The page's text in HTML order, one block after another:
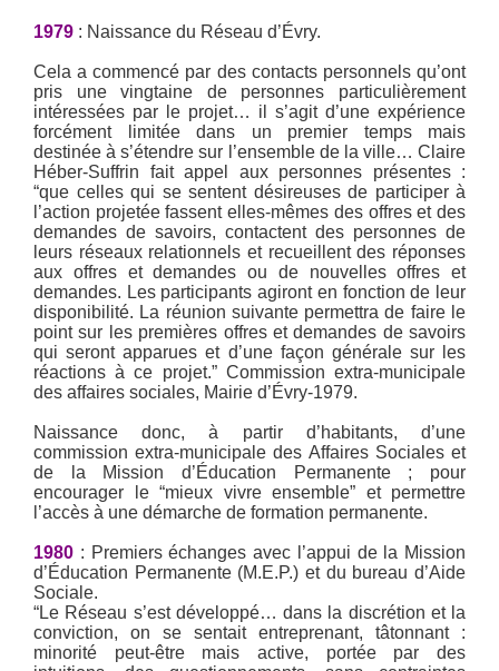
1979 : Naissance du Réseau d’Évry.
Cela a commencé par des contacts personnels qu’ont
pris une vingtaine de personnes particulièrement
intéressées par le projet… il s’agit d’une expérience
forcément limitée dans un premier temps mais
destinée à s’étendre sur l’ensemble de la ville… Claire
Héber-Suffrin fait appel aux personnes présentes :
“que celles qui se sentent désireuses de participer à
l’action projetée fassent elles-mêmes des offres et des
demandes de savoirs, contactent des personnes de
leurs réseaux relationnels et recueillent des réponses
aux offres et demandes ou de nouvelles offres et
demandes. Les participants agiront en fonction de leur
disponibilité. La réunion suivante permettra de faire le
point sur les premières offres et demandes de savoirs
qui seront apparues et d’une façon générale sur les
réactions à ce projet.” Commission extra-municipale
des affaires sociales, Mairie d’Évry-1979.
Naissance donc, à partir d’habitants, d’une
commission extra-municipale des Affaires Sociales et
de la Mission d’Éducation Permanente ; pour
encourager le “mieux vivre ensemble” et permettre
l’accès à une démarche de formation permanente.
1980 : Premiers échanges avec l’appui de la Mission
d’Éducation Permanente (M.E.P.) et du bureau d’Aide
Sociale.
“Le Réseau s’est développé… dans la discrétion et la
conviction, on se sentait entreprenant, tâtonnant :
minorité peut-être mais active, portée par des